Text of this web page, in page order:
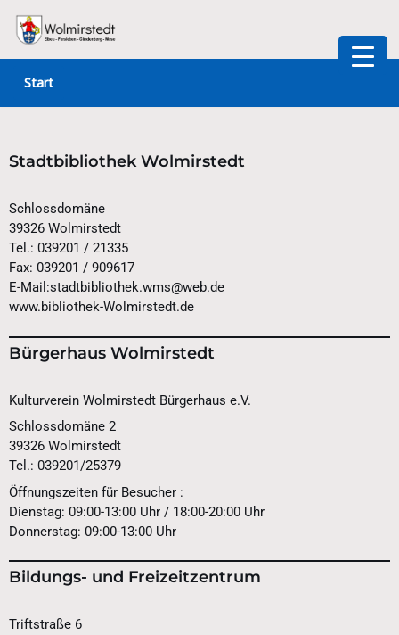
Zum
springen
Start
Stadtbibliothek Wolmirstedt
Schlossdomäne
39326 Wolmirstedt
Tel.: 039201 / 21335
Fax: 039201 / 909617
E-Mail:stadtbibliothek.wms@web.de
www.bibliothek-Wolmirstedt.de
Bürgerhaus Wolmirstedt
Kulturverein Wolmirstedt Bürgerhaus e.V.
Schlossdomäne 2
39326 Wolmirstedt
Tel.: 039201/25379
Öffnungszeiten für Besucher :
Dienstag: 09:00-13:00 Uhr / 18:00-20:00 Uhr
Donnerstag: 09:00-13:00 Uhr
Bildungs- und Freizeitzentrum
Triftstraße 6